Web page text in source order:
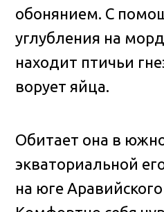
обонянием. С
углубления на
находит птичьи
ворует яйца.
Обитает она в
экваториальной
на юге